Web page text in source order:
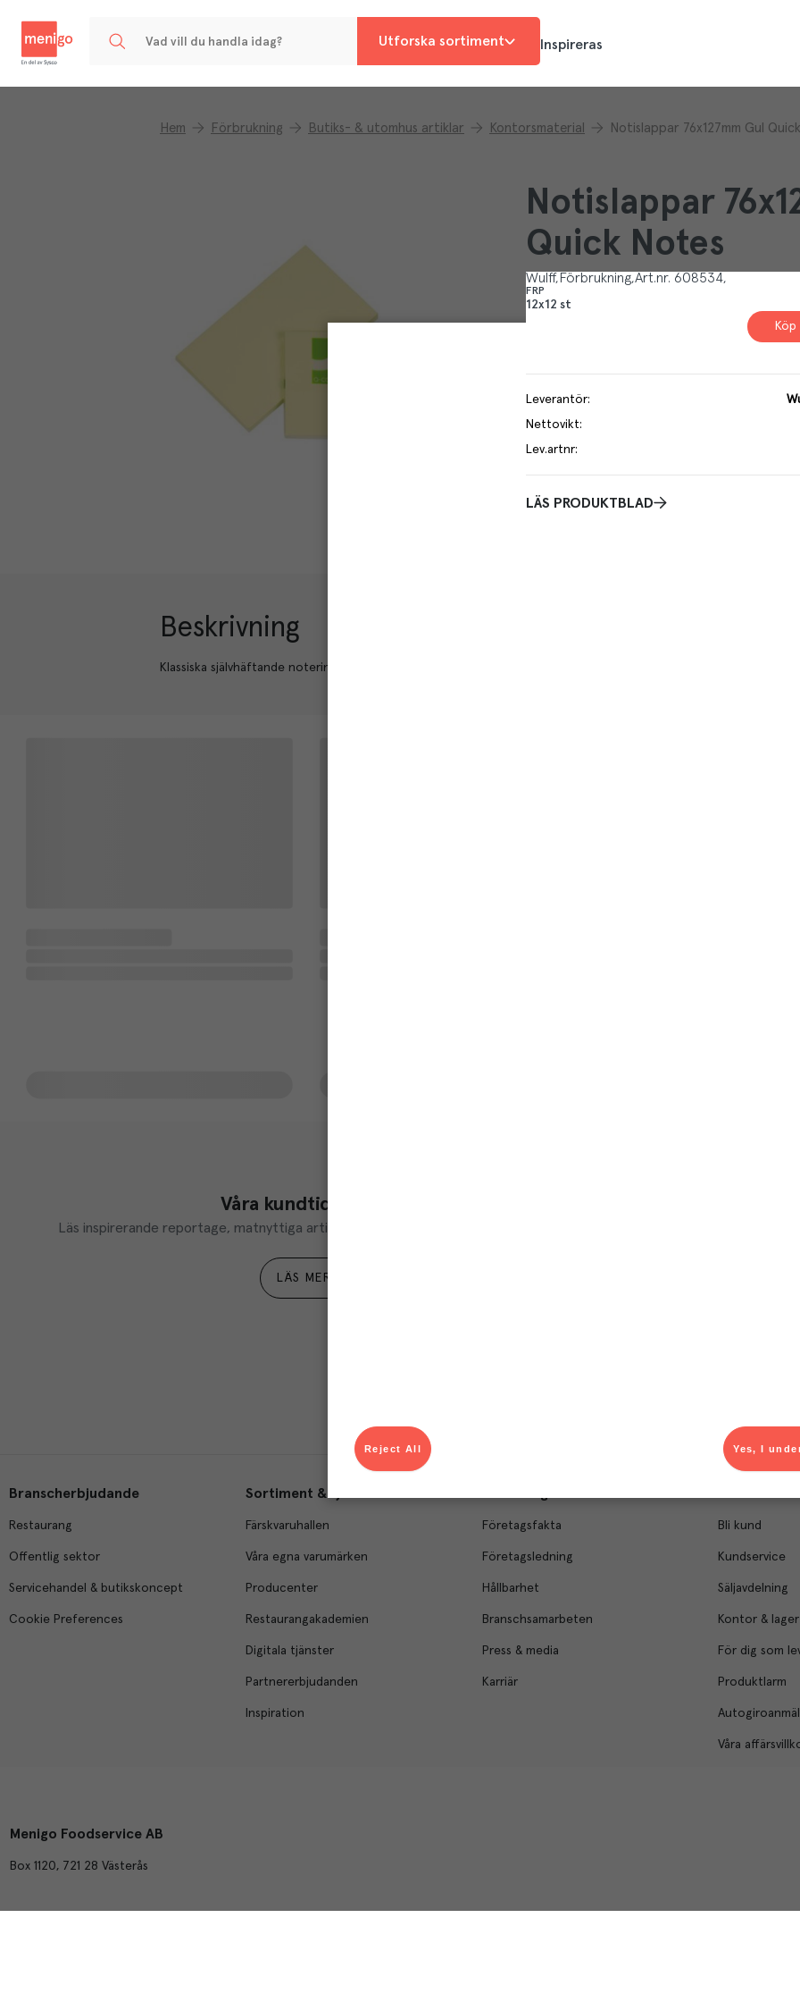
Utforska sortiment Inspireras
Hem Förbrukning Butiks- & utomhus artiklar Kontorsmaterial Notislappar 76x127mm Gul
Notislappar
Quick Notes
Wulff Förbrukning Art.nr. 608534
FRP
12x12 st
Köp
Leverantör:
Nettovikt:
Lev.artnr:
LÄS PRODUKTBLAD
Beskrivning
Klassiska självhäftande noteringslappar. Flyttbara och fäster om och om igen. Kvalitet 70g.
Våra kundtidningar
Läs inspirerande reportage, matnyttiga artiklar och ta del av aktuella kampanjer.
LÄS MER
Du som är Menigo-
Branscherbjudande
Restaurang
Offentlig sektor
Servicehandel & butikskoncept
Cookie Preferences
Sortiment & tjänster
Färskvaruhallen
Våra egna varumärken
Producenter
Restaurangakademien
Digitala tjänster
Partnererbjudanden
Inspiration
Företagsfakta
Företagsledning
Hållbarhet
Branschsamarbeten
Press & media
Karriär
Bli kund
Kundservice
Säljavdelning
Kontor & lager
För dig som
Produktlarm
Våra
Menigo Foodservice AB
Box 1120, 721 28 Västerås
Yes, I
Reject All